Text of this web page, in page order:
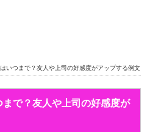
いつまで？友人や上司の好感度がアップする例文
で？友人や上司の好感度が